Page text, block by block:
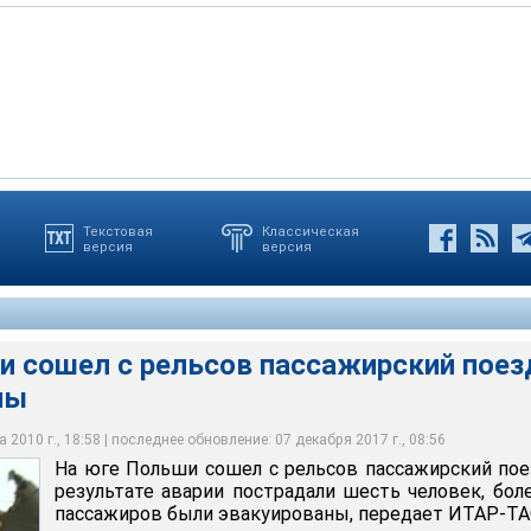
Текстовая
версия
Классическая
версия
сошел с рельсов пассажирский
2010 г., 18:58 | последнее обновление: 07 декабря 2017 г., 08:56
более 30 пассажиров были эвакуированы
На юге Польши сошел с рельсов пассажирский
результате аварии пострадали шесть человек,
пассажиров были эвакуированы, передает ИТАР-